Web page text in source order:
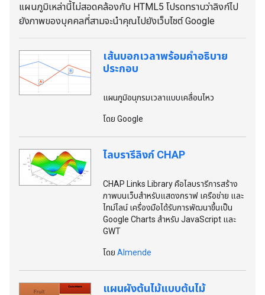
แผนภูมิเหล่านี้ไม่สอดคล้องกับ HTML5 โปรดทราบว่าลิงก์ไป
ยังภาพของบุคคลที่สามจะนําคุณไปยังเว็บไซต์ Google
เส้นบอกเวลาพร้อมคําอธิบาย
ประกอบ
แผนภูมิอนุกรมเวลาแบบเคลื่อนไหว
โดย Google
ไลบรารีลิงก์ CHAP
CHAP Links Library คือไลบรารีการสร้าง
ภาพบนเว็บสําหรับแสดงกราฟ เครือข่าย และ
ไทม์ไลน์ เครื่องมือได้รับการพัฒนาขึ้นเป็น
Google Charts สําหรับ JavaScript และ
GWT
โดย Almende
แผนผังต้นไม้แบบต้นไม้